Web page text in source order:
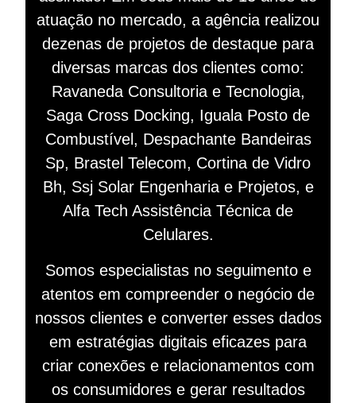
atuação no mercado, a agência realizou
dezenas de projetos de destaque para
diversas marcas dos clientes como:
Ravaneda Consultoria e Tecnologia,
Saga Cross Docking, Iguala Posto de
Combustível, Despachante Bandeiras
Sp, Brastel Telecom, Cortina de Vidro
Bh, Ssj Solar Engenharia e Projetos, e
Alfa Tech Assistência Técnica de
Celulares.
Somos especialistas no seguimento e
atentos em compreender o negócio de
nossos clientes e converter esses dados
em estratégias digitais eficazes para
criar conexões e relacionamentos com
os consumidores e gerar resultados